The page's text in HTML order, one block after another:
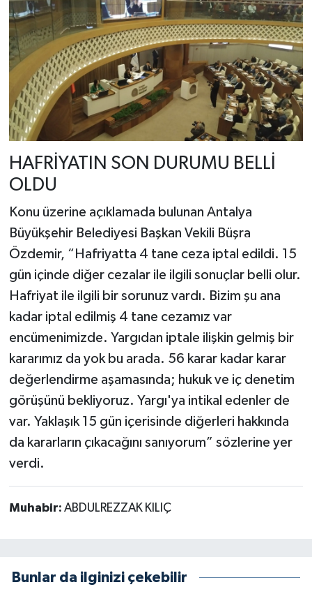
HAFRİYATIN SON DURUMU BELLİ
OLDU
Konu üzerine açıklamada bulunan Antalya
Büyükşehir Belediyesi Başkan Vekili Büşra
Özdemir, “Hafriyatta 4 tane ceza iptal edildi. 15
gün içinde diğer cezalar ile ilgili sonuçlar belli olur.
Hafriyat ile ilgili bir sorunuz vardı. Bizim şu ana
kadar iptal edilmiş 4 tane cezamız var
encümenimizde. Yargıdan iptale ilişkin gelmiş bir
kararımız da yok bu arada. 56 karar kadar karar
değerlendirme aşamasında; hukuk ve iç denetim
görüşünü bekliyoruz. Yargı'ya intikal edenler de
var. Yaklaşık 15 gün içerisinde diğerleri hakkında
da kararların çıkacağını sanıyorum” sözlerine yer
verdi.
Muhabir: ABDULREZZAK KILIÇ
Bunlar da ilginizi çekebilir